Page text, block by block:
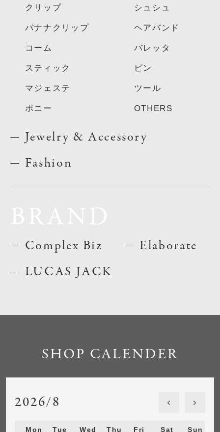
クリップ
バナナクリップ
コーム
スティック
マジェステ
ポニー
シュシュ
ヘアバンド
バレッタ
ピン
ツール
OTHERS
Jewelry & Accessory
Fashion
Complex Biz
LUCAS JACK
Elaborate
SHOP CALENDER
2026/8
Mon Tue Wed Thu Fri Sat Sun